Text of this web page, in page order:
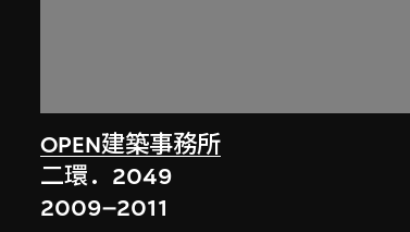
OPEN建築事務所
二環．2049
2009–2011